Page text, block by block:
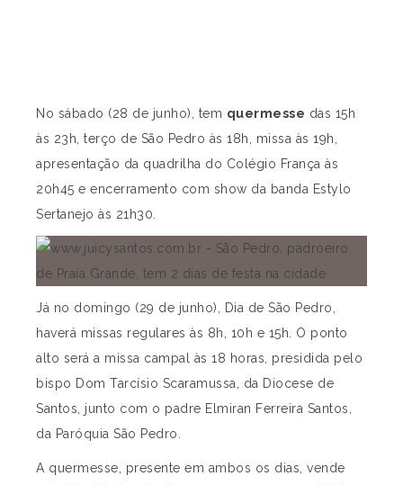
No sábado (28 de junho), tem quermesse das 15h
às 23h, terço de São Pedro às 18h, missa às 19h,
apresentação da quadrilha do Colégio França às
20h45 e encerramento com show da banda Estylo
Sertanejo às 21h30.
Já no domingo (29 de junho), Dia de São Pedro,
haverá missas regulares às 8h, 10h e 15h. O ponto
alto será a missa campal às 18 horas, presidida pelo
bispo Dom Tarcísio Scaramussa, da Diocese de
Santos, junto com o padre Elmiran Ferreira Santos,
da Paróquia São Pedro.
A quermesse, presente em ambos os dias, vende